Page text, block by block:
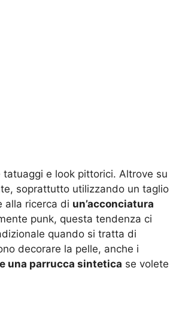
e look pittorici. Altrove su
soprattutto utilizzando un taglio
alla ricerca di un’acconciatura
punk, questa tendenza ci
quando si tratta di
decorare la pelle, anche i
una parrucca sintetica se volete